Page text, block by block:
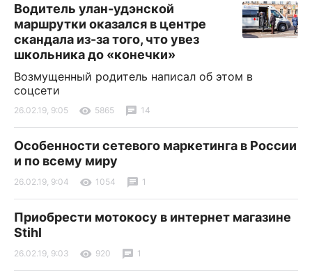
Водитель улан-удэнской
маршрутки оказался в центре
скандала из-за того, что увез
школьника до «конечки»
Возмущенный родитель написал об этом в
соцсети
26.02.19, 9:05 5865 14
Особенности сетевого маркетинга в России
и по всему миру
26.02.19, 9:04 1054 1
Приобрести мотокосу в интернет магазине
Stihl
26.02.19, 9:03 920 1